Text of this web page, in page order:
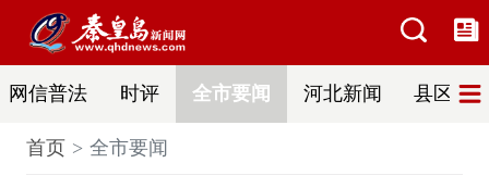
网信普法 时评 全市要闻 河北新闻 县区热
首页 全市要闻